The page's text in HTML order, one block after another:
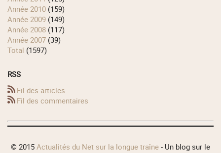
année 2010 (159)
année 2009 (149)
année 2008 (117)
année 2007 (39)
total (1597)
RSS
Fil des articles
Fil des commentaires
© 2015 Actualités du Net sur la longue traîne - Un blog sur le